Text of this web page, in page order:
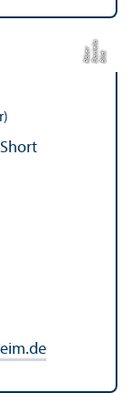
Bil
d:
D
a
ni
el
aR
ö
s
e
r